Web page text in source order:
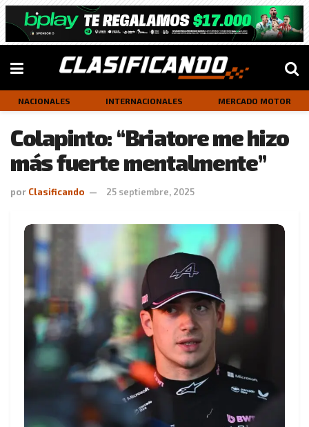
NACIONALES INTERNACIONALES MERCADO MOTOR
Colapinto: “Briatore me hizo
más fuerte mentalmente”
por Clasificando 25 septiembre, 2025